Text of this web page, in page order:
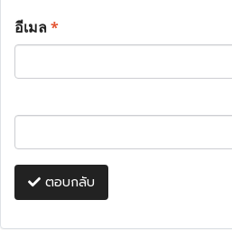
อีเมล*
ตอบกลับ